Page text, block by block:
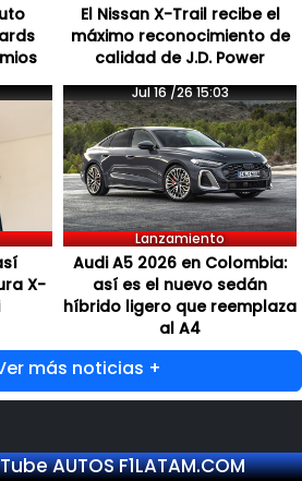
El Nissan X-Trail recibe el
máximo reconocimiento de
calidad de J.D. Power
X-
Jul 16 /26 15:03
Lanzamiento
Audi A5 2026 en Colombia:
así es el nuevo sedán
híbrido ligero que reemplaza
al A4
más noticias +
AUTOS F1LATAM.COM